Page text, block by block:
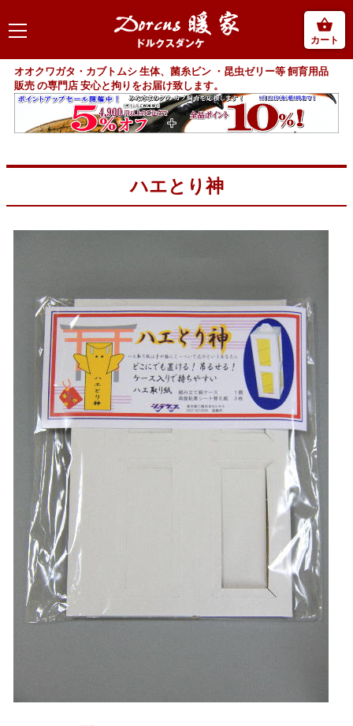
カート
オオクワガタ・カブトムシ 生体、菌糸ビン ・昆虫ゼリー等 飼育用品
販売 の専門店 安心と拘りをお届け致します。
ハエとり神